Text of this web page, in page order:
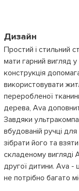
Дизайн
Простий і стильний
мати гарний вигляд
конструкція
використовувати
переробленої
дерева, Ava
Завдяки
вбудованій ручці
зібрати його та
складеному вигляді
другої дитини. Ava
не потрібно багато